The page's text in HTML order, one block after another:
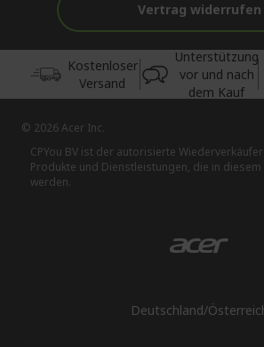
Vertrag widerrufen
Kostenloser
Versand
Unterstützung
vor und nach
dem Kauf
© 2026 Acer Inc.
CPYou BV ist der autorisierte
Produkte und Dienstleistungen, die in
werden.
Deutschland/